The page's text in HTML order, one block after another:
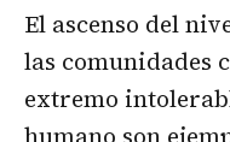
El ascenso del
las comunidades
extremo
humano son